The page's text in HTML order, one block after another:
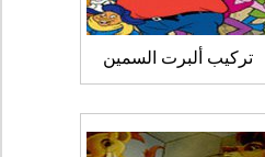
تركيب ألبرت السمين